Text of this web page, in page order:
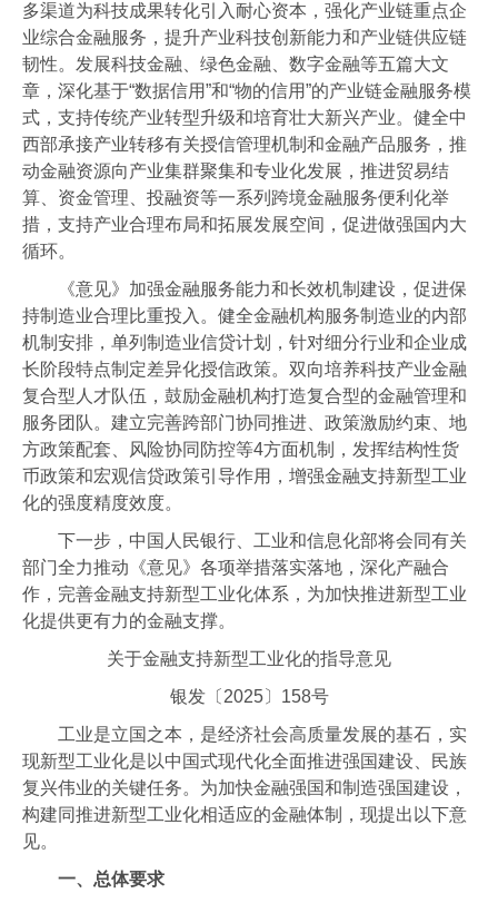
多渠道为科技成果转化引入耐心资本，强化产业链重点企
业综合金融服务，提升产业科技创新能力和产业链供应链
韧性。发展科技金融、绿色金融、数字金融等五篇大文
章，深化基于“数据信用”和“物的信用”的产业链金融服务模
式，支持传统产业转型升级和培育壮大新兴产业。健全中
西部承接产业转移有关授信管理机制和金融产品服务，推
动金融资源向产业集群聚集和专业化发展，推进贸易结
算、资金管理、投融资等一系列跨境金融服务便利化举
措，支持产业合理布局和拓展发展空间，促进做强国内大
循环。
《意见》加强金融服务能力和长效机制建设，促进保
持制造业合理比重投入。健全金融机构服务制造业的内部
机制安排，单列制造业信贷计划，针对细分行业和企业成
长阶段特点制定差异化授信政策。双向培养科技产业金融
复合型人才队伍，鼓励金融机构打造复合型的金融管理和
服务团队。建立完善跨部门协同推进、政策激励约束、地
方政策配套、风险协同防控等4方面机制，发挥结构性货
币政策和宏观信贷政策引导作用，增强金融支持新型工业
化的强度精度效度。
下一步，中国人民银行、工业和信息化部将会同有关
部门全力推动《意见》各项举措落实落地，深化产融合
作，完善金融支持新型工业化体系，为加快推进新型工业
化提供更有力的金融支撑。
关于金融支持新型工业化的指导意见
银发〔2025〕158号
工业是立国之本，是经济社会高质量发展的基石，实
现新型工业化是以中国式现代化全面推进强国建设、民族
复兴伟业的关键任务。为加快金融强国和制造强国建设，
构建同推进新型工业化相适应的金融体制，现提出以下意
见。
一、总体要求